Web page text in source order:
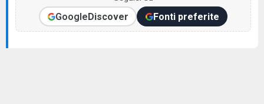
GoogleDiscover Fonti preferite